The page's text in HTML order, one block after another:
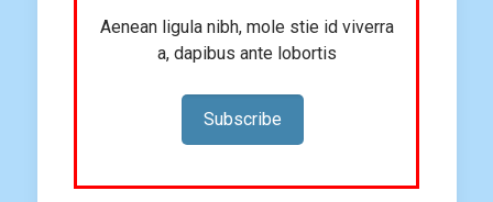
Aenean ligula nibh, mole stie id viverra
a, dapibus ante lobortis
Subscribe